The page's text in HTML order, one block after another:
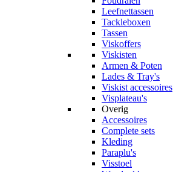
Leefnettassen
Tackleboxen
Tassen
Viskoffers
Viskisten
Armen & Poten
Lades & Tray's
Viskist accessoires
Visplateau's
Overig
Accessoires
Complete sets
Kleding
Paraplu's
Visstoel